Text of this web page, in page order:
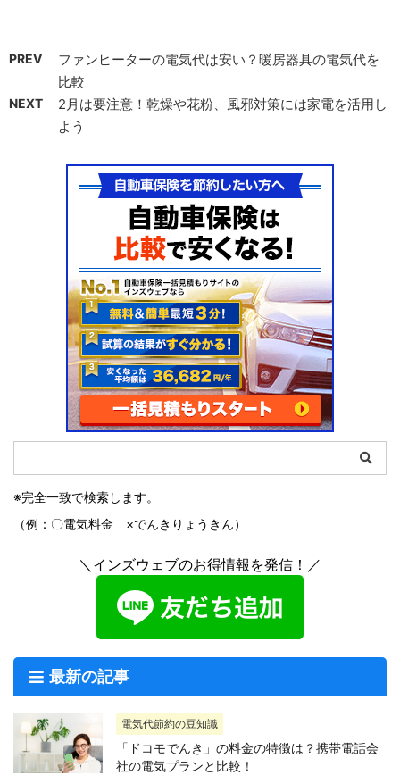
PREV
ファンヒーターの電気代は安い？暖房器具の電気代を
比較
NEXT
2月は要注意！乾燥や花粉、風邪対策には家電を活用し
よう
※完全一致で検索します。
（例：〇電気料金 ×でんきりょうきん）
＼インズウェブのお得情報を発信！／
最新の記事
電気代節約の豆知識
「ドコモでんき」の料金の特徴は？携帯電話会
社の電気プランと比較！